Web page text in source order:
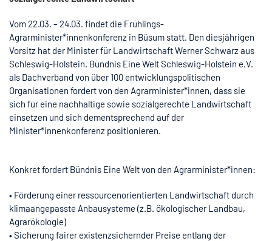
Vom 22.03. – 24.03. findet die Frühlings-
Agrarminister*innenkonferenz in Büsum statt. Den diesjährigen
Vorsitz hat der Minister für Landwirtschaft Werner Schwarz aus
Schleswig-Holstein. Bündnis Eine Welt Schleswig-Holstein e.V.
als Dachverband von über 100 entwicklungspolitischen
Organisationen fordert von den Agrarminister*innen, dass sie
sich für eine nachhaltige sowie sozialgerechte Landwirtschaft
einsetzen und sich dementsprechend auf der
Minister*innenkonferenz positionieren.
Konkret fordert Bündnis Eine Welt von den Agrarminister*innen:
• Förderung einer ressourcenorientierten Landwirtschaft durch
klimaangepasste Anbausysteme (z.B. ökologischer Landbau,
Agrarökologie)
• Sicherung fairer existenzsichernder Preise entlang der